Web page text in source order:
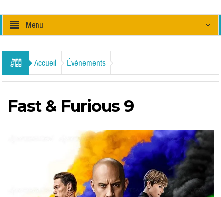
Menu
Accueil Événements
Fast & Furious 9